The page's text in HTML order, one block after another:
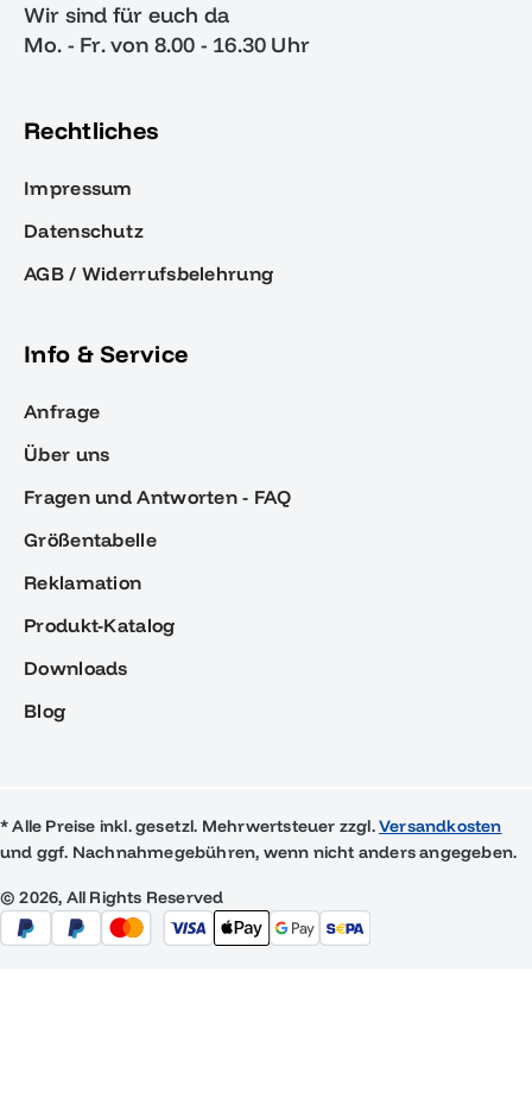
Wir sind für euch da
Mo. - Fr. von 8.00 - 16.30 Uhr
Rechtliches
Impressum
Datenschutz
AGB / Widerrufsbelehrung
Info & Service
Anfrage
Über uns
Fragen und Antworten - FAQ
Größentabelle
Reklamation
Produkt-Katalog
Downloads
Blog
* Alle Preise inkl. gesetzl. Mehrwertsteuer zzgl.Versandkosten
und ggf. Nachnahmegebühren, wenn nicht anders angegeben.
© 2026, All Rights Reserved